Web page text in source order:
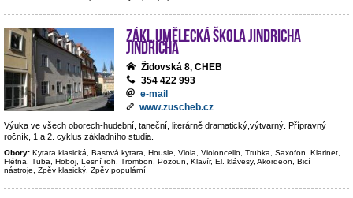
Zákl.umělecká škola Jindricha
Jindricha
Židovská 8, CHEB
354 422 993
e-mail
www.zuscheb.cz
Výuka ve všech oborech-hudební, taneční, literárně dramatický,výtvarný. Přípravný
ročník, 1.a 2. cyklus základního studia.
Obory: Kytara klasická, Basová kytara, Housle, Viola, Violoncello, Trubka, Saxofon, Klarinet,
Flétna, Tuba, Hoboj, Lesní roh, Trombon, Pozoun, Klavír, El. klávesy, Akordeon, Bicí
nástroje, Zpěv klasický, Zpěv populární